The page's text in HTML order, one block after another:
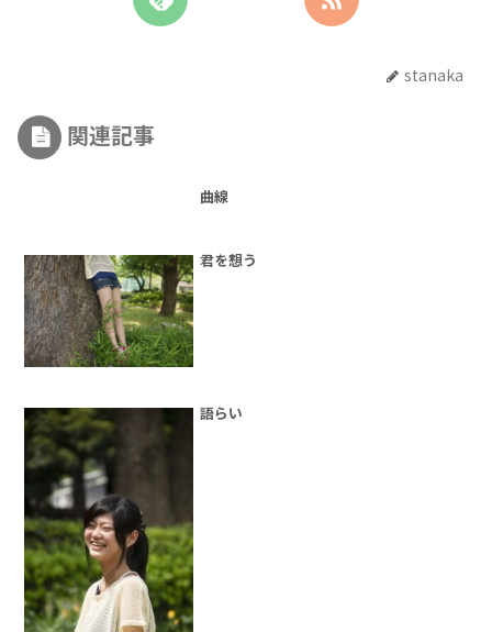
stanaka
関連記事
曲線
君を想う
語らい